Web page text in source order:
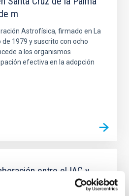
m
Astrofísica, firmado en La
de 1979 y suscrito con ocho
a los organismos
efectiva en la adopción
entre el IAC y